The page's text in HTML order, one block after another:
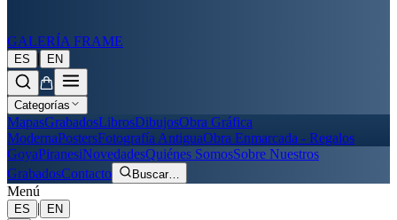
GALERÍA FRAME
ES | EN
Categorías
MapasGrabadosLibrosDibujosObra Gráfica
ModernaPostersFotografía AntiguaObra Enmarcada - Regalos
GoyaPiranesiNovedadesQuiénes SomosSobre Nuestros
GrabadosContacto Buscar…
Menú
ES |
EN